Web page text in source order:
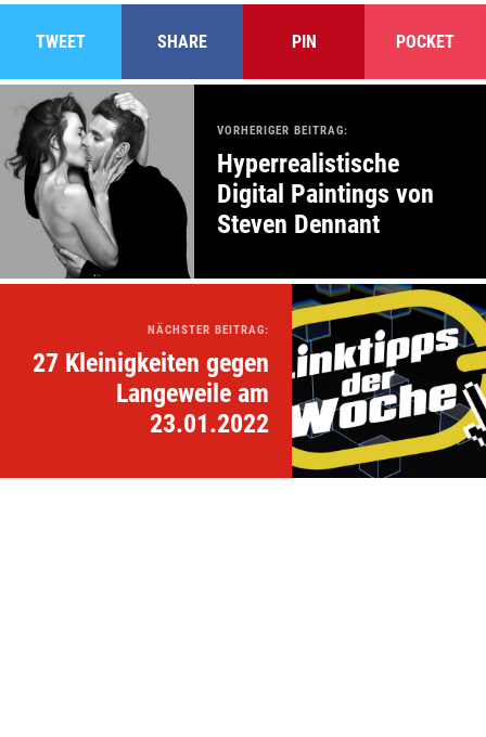
TWEET SHARE PIN POCKET
VORHERIGER BEITRAG:
Hyperrealistische
Digital Paintings von
Steven Dennant
NÄCHSTER BEITRAG:
27 Kleinigkeiten gegen
Langeweile am
23.01.2022